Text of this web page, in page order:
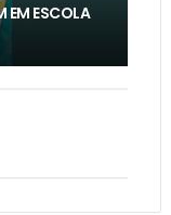
EM ESCOLA